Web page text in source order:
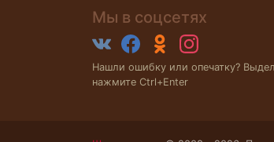
Мы в соцсетях
Нашли ошибку или опечатку?
нажмите Ctrl+Enter